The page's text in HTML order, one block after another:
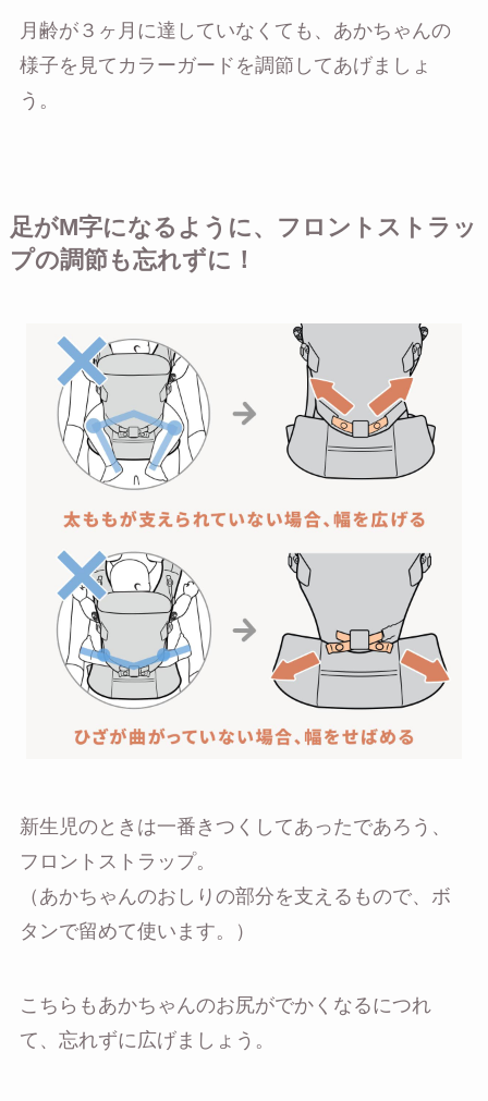
月齢が３ヶ月に達していなくても、あかちゃんの
様子を見てカラーガードを調節してあげましょ
う。
足がM字になるように、フロントストラッ
プの調節も忘れずに！
新生児のときは一番きつくしてあったであろう、
フロントストラップ。
（あかちゃんのおしりの部分を支えるもので、ボ
タンで留めて使います。）
こちらもあかちゃんのお尻がでかくなるにつれ
て、忘れずに広げましょう。